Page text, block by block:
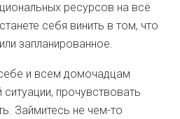
ресурсов на всё
себя винить в том, что
запланированное.
и всем домочадцам
прочувствовать
Займитесь не чем-то